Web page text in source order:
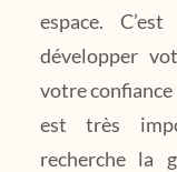
espace.
développer
votre confiance
est très
recherche la